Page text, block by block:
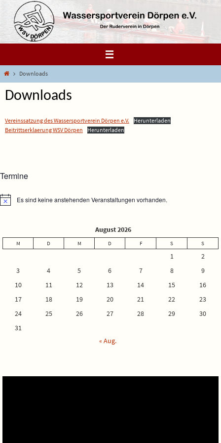
Zum
Inhalt
springen
StartDownloads
Downloads
Vereinssatzung des Wassersportverein Dörpen e.V.
Herunterladen
Beitrittserklaerung WSV Dörpen
Herunterladen
Termine
HinweisEs sind keine anstehenden Veranstaltungen vorhanden.
August 2026
M D M D F S S
1
2
3
4 5 6 7 8
9
10
11 12 13 14 15
16
17
18 19 20 21 22
23
24
25 26 27 28 29
30
31
« Aug.